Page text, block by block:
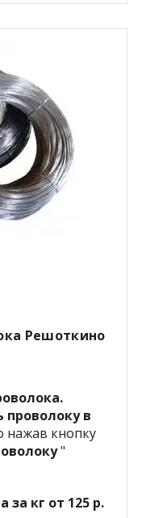
Решоткино
проволоку в
нажав кнопку
"
за кг от 125 р.